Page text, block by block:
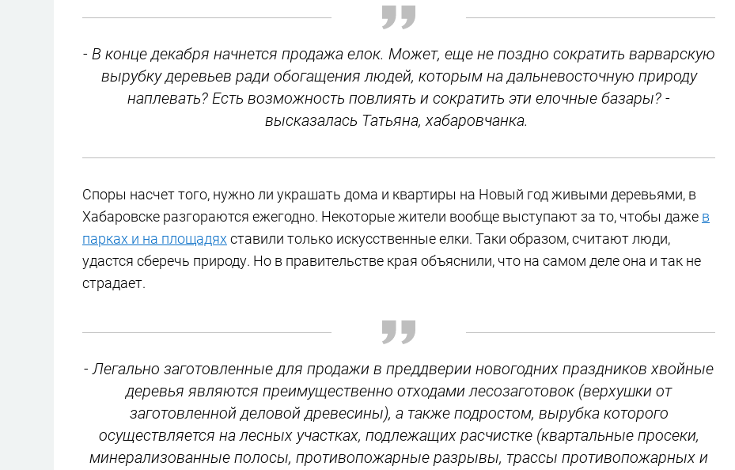
- В конце декабря начнется продажа елок. Может, еще не поздно сократить варварскую
вырубку деревьев ради обогащения людей, которым на дальневосточную природу
наплевать? Есть возможность повлиять и сократить эти елочные базары? -
высказалась Татьяна, хабаровчанка.
Споры насчет того, нужно ли украшать дома и квартиры на Новый год живыми деревьями, в
Хабаровске разгораются ежегодно. Некоторые жители вообще выступают за то, чтобы даже в
парках и на площадях ставили только искусственные елки. Таки образом, считают люди,
удастся сберечь природу. Но в правительстве края объяснили, что на самом деле она и так не
страдает.
- Легально заготовленные для продажи в преддверии новогодних праздников хвойные
деревья являются преимущественно отходами лесозаготовок (верхушки от
заготовленной деловой древесины), а также подростом, вырубка которого
осуществляется на лесных участках, подлежащих расчистке (квартальные просеки,
минерализованные полосы, противопожарные разрывы, трассы противопожарных и